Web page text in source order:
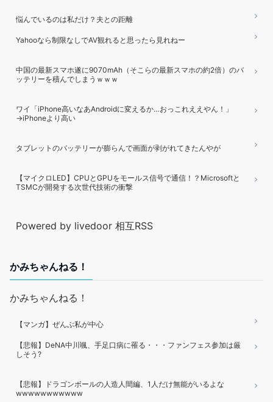
悩んでいるのは私だけ？夫との距離
Yahooなら制限なしでAV観れると思ったら見れねー
中国の最新スマホ遂に9070mAh（そこらの最新スマホの約2倍）のバ
ッテリーを積んでしまうｗｗｗ
ワイ「iPhone高いなあAndroidに変えるか…おっこれええやん！」
→iPhoneより高い
タブレットのバッテリーが膨らんで画面が剥がれてきたんやが
【マイクロLED】CPUとGPUをモールス信号で通信！？Microsoftと
TSMCが開発する次世代技術の衝撃
Powered by livedoor 相互RSS
かみちゃんねる！
かみちゃんねる！
【マンガ】ぜんぶ私が中心
【悲報】DeNA中川颯、手足口病に罹る・・・ファンフェス参加は厳
しそう?
【悲報】ドラゴンボールの人造人間編、1人だけ無能がいるよな
wwwwwwwwwww